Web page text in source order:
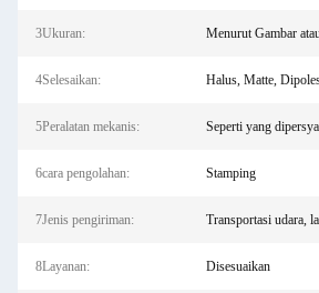
3Ukuran: Menurut Gambar
4Selesaikan: Halus, Matte,
5Peralatan mekanis: Seperti yang
6cara pengolahan: Stamping
7Jenis pengiriman: Transportasi udara,
8Layanan: Disesuaikan